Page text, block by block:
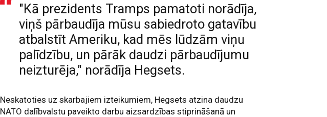
"Kā prezidents Tramps pamatoti norādīja,
viņš pārbaudīja mūsu sabiedroto gatavību
atbalstīt Ameriku, kad mēs lūdzām viņu
palīdzību, un pārāk daudzi pārbaudījumu
neizturēja," norādīja Hegsets.
Neskatoties uz skarbajiem izteikumiem, Hegsets atzina daudzu
NATO dalībvalstu paveikto darbu aizsardzības stiprināšanā un